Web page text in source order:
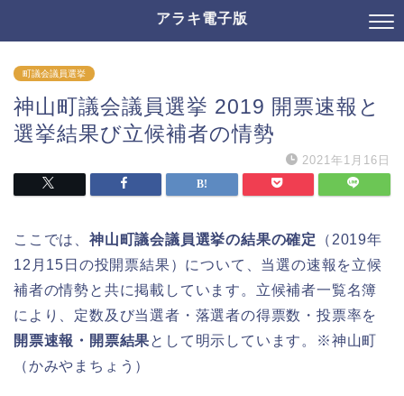
アラキ電子版
町議会議員選挙
神山町議会議員選挙 2019 開票速報と
選挙結果び立候補者の情勢
2021年1月16日
ここでは、 神山町議会議員選挙の結果の確定
（2019年
12月15日の投開票結果）について、当選の速報を立候
補者の情勢と共に掲載しています。立候補者一覧名簿
により、定数及び当選者・落選者の得票数・投票率を
開票速報・開票結果として明示しています。※神山町
（かみやまちょう）